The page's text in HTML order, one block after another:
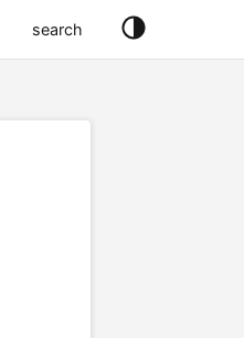
search